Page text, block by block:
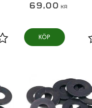
Lägg till i favoriter
69,00 KR
KÖP